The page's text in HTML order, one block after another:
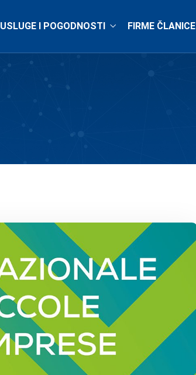
USLUGE I POGODNOSTI FIRME ČLANICE